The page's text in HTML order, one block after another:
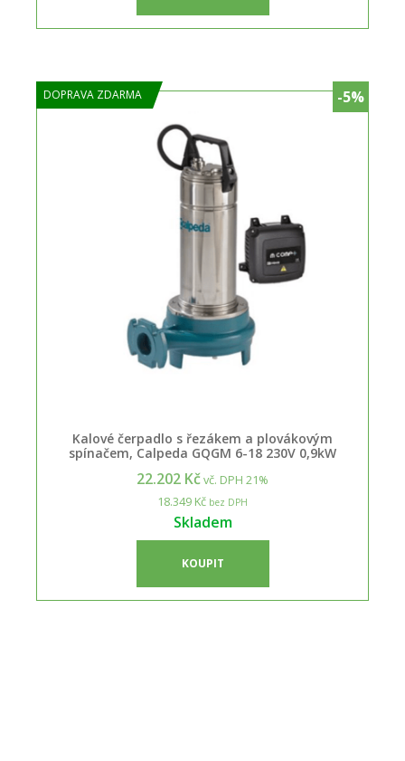
DOPRAVA ZDARMA -5%
Kalové čerpadlo s řezákem a plovákovým
spínačem, Calpeda GQGM 6-18 230V 0,9kW
22.202 Kčvč. DPH 21%
18.349 Kč bez DPH
Skladem
KOUPIT